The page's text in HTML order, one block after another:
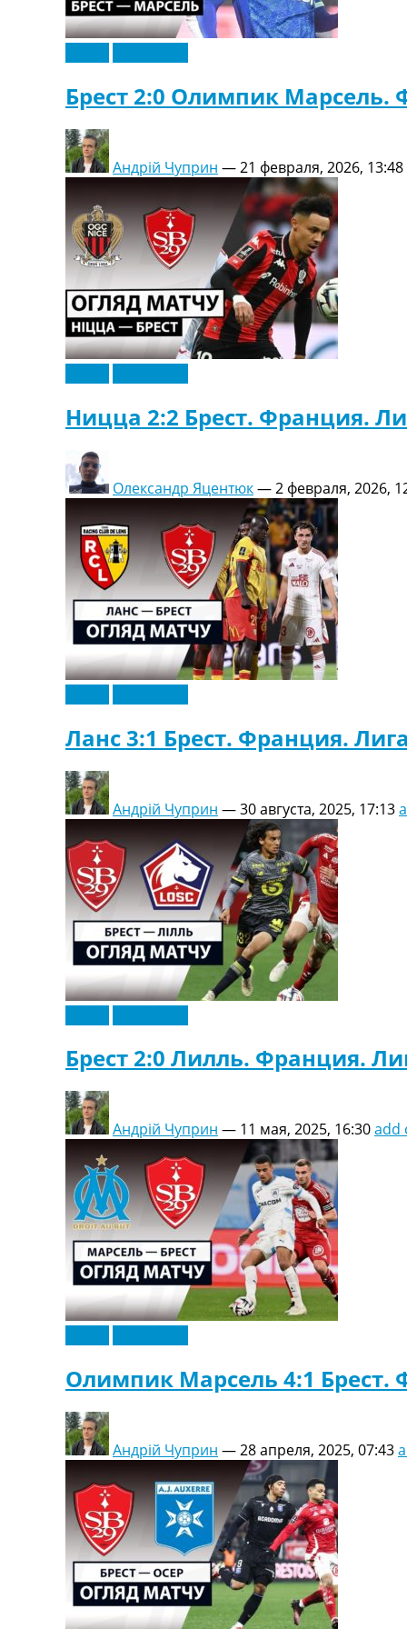
Брест 2:0 Олимпик Марсель.
Андрій Чуприн —21 февраля, 2026, 13:48
Ницца 2:2 Брест. Франция.
Олександр Яцентюк—2 февраля, 2026,
Ланс 3:1 Брест. Франция.
Андрій Чуприн —30 августа, 2025, 17:13
Брест 2:0 Лилль. Франция.
Андрій Чуприн — 11 мая, 2025, 16:30add
Олимпик Марсель 4:1 Брест.
Андрій Чуприн —28 апреля, 2025, 07:43